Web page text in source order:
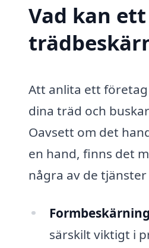
Vad kan
Att anlita ett
dina träd och
Oavsett om det
en hand, finns det
några av de
särskilt viktigt i